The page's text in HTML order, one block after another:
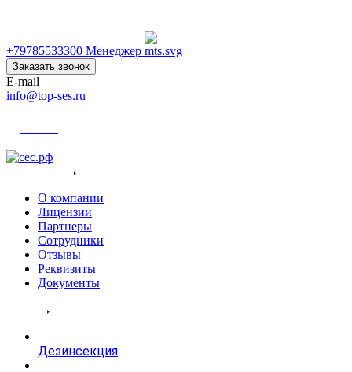
+79785533300 Менеджер
Заказать звонок
E-mail
info@top-ses.ru
О компании
Лицензии
Партнеры
Сотрудники
Отзывы
Реквизиты
Документы
Дезинсекция